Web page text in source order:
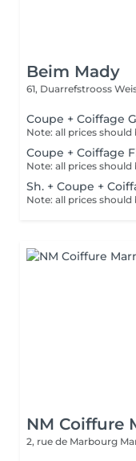
Beim Mady
61, Duarrefstrooss
Coupe + Coiffage
Coupe + Coiffage
Sh. + Coupe +
NM Coiffure
2, rue de Marbourg